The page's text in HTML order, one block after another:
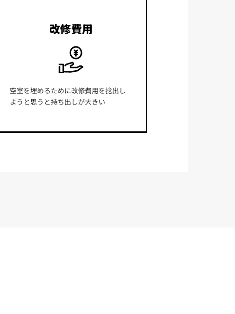
改修費用
空室を埋めるために改修費用を捻出し
ようと思うと持ち出しが大きい